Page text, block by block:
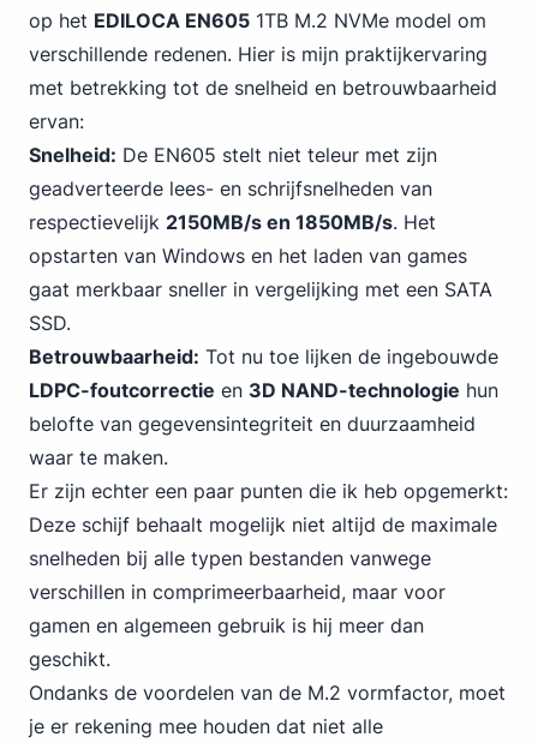
op het EDILOCA EN605 1TB M.2 NVMe model om
verschillende redenen. Hier is mijn praktijkervaring
met betrekking tot de snelheid en betrouwbaarheid
ervan:
Snelheid: De EN605 stelt niet teleur met zijn
geadverteerde lees- en schrijfsnelheden van
respectievelijk 2150MB/s en 1850MB/s. Het
opstarten van Windows en het laden van games
gaat merkbaar sneller in vergelijking met een SATA
SSD.
Betrouwbaarheid: Tot nu toe lijken de ingebouwde
LDPC-foutcorrectie en 3D NAND-technologie hun
belofte van gegevensintegriteit en duurzaamheid
waar te maken.
Er zijn echter een paar punten die ik heb opgemerkt:
Deze schijf behaalt mogelijk niet altijd de maximale
snelheden bij alle typen bestanden vanwege
verschillen in comprimeerbaarheid, maar voor
gamen en algemeen gebruik is hij meer dan
geschikt.
Ondanks de voordelen van de M.2 vormfactor, moet
je er rekening mee houden dat niet alle